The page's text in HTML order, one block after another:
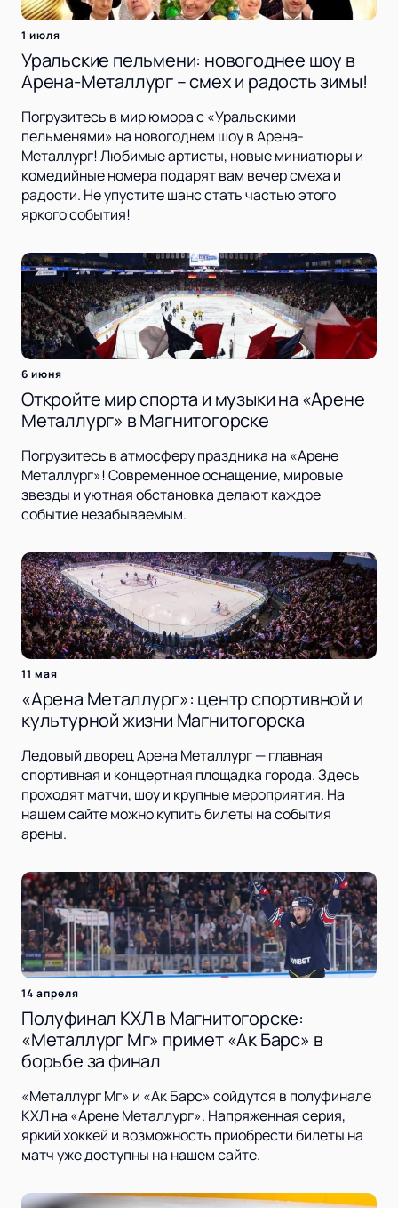
1 июля
Уральские пельмени: новогоднее шоу в
Арена-Металлург – смех и радость зимы!
Погрузитесь в мир юмора с «Уральскими
пельменями» на новогоднем шоу в Арена-
Металлург! Любимые артисты, новые миниатюры и
комедийные номера подарят вам вечер смеха и
радости. Не упустите шанс стать частью этого
яркого события!
6 июня
Откройте мир спорта и музыки на «Арене
Металлург» в Магнитогорске
Погрузитесь в атмосферу праздника на «Арене
Металлург»! Современное оснащение, мировые
звезды и уютная обстановка делают каждое
событие незабываемым.
11 мая
«Арена Металлург»: центр спортивной и
культурной жизни Магнитогорска
Ледовый дворец Арена Металлург — главная
спортивная и концертная площадка города. Здесь
проходят матчи, шоу и крупные мероприятия. На
нашем сайте можно купить билеты на события
арены.
14 апреля
Полуфинал КХЛ в Магнитогорске:
«Металлург Мг» примет «Ак Барс» в
борьбе за финал
«Металлург Мг» и «Ак Барс» сойдутся в полуфинале
КХЛ на «Арене Металлург». Напряженная серия,
яркий хоккей и возможность приобрести билеты на
матч уже доступны на нашем сайте.